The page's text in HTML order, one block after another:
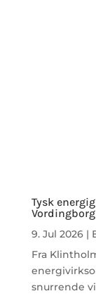
Tysk
9. Jul 2026|
Fra
snurrende